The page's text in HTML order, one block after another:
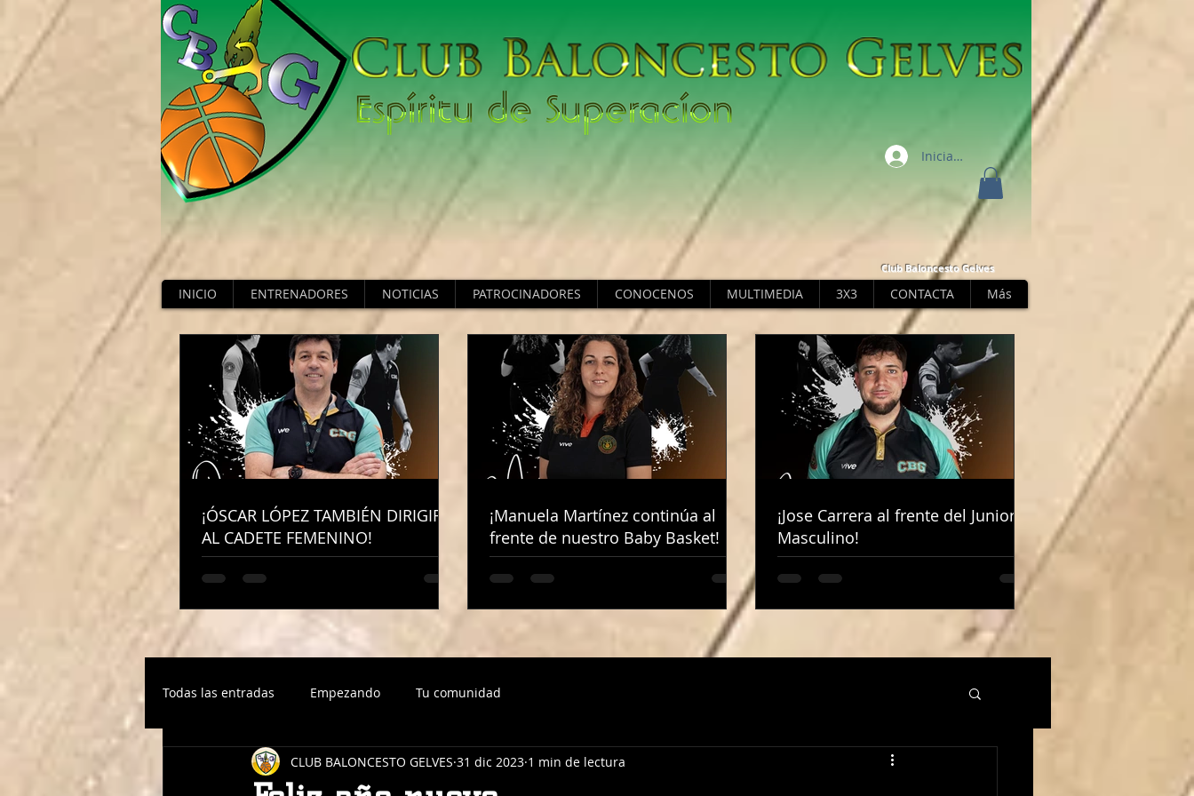
Iniciar sesión
Club Baloncesto Gelves
INICIO ENTRENADORES NOTICIAS PATROCINADORES CONOCENOS MULTIMEDIA 3X3 CONTACTA Más
¡ÓSCAR LÓPEZ TAMBIÉN DIRIGIRÁ
AL CADETE FEMENINO!
¡Manuela Martínez continúa al
frente de nuestro Baby Basket!
¡Jose Carrera al frente del Junior
Masculino!
¡ÓSCAR LÓPEZ TAMBIÉN DIRIGIRÁ
AL CADETE FEMENINO!
¡Manuela Martínez continúa al
frente de nuestro Baby Basket!
¡Jose Carrera al frente del Junior
Masculino!
Todas las entradas Empezando Tu comunidad
CLUB BALONCESTO GELVES 31 dic 2023 1 min de lectura